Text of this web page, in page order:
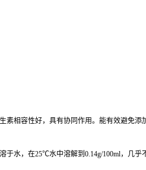
素相容性好，具有协同作用。能有效避免添
水，在25℃水中溶解到0.14g/100ml，几乎